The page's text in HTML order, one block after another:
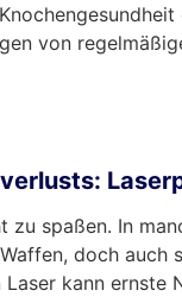
von
zu spaßen. In
doch auch
kann